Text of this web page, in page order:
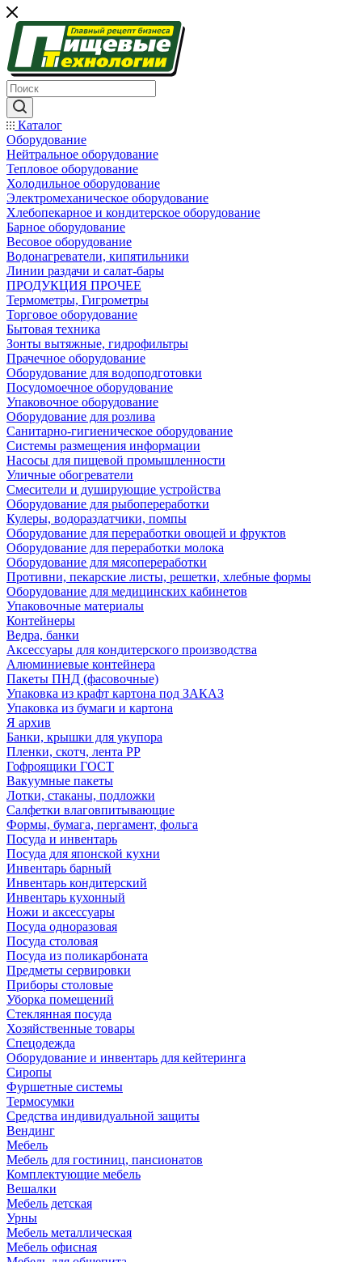
Каталог
Оборудование
Нейтральное оборудование
Тепловое оборудование
Холодильное оборудование
Электромеханическое оборудование
Хлебопекарное и кондитерское оборудование
Барное оборудование
Весовое оборудование
Водонагреватели, кипятильники
Линии раздачи и салат-бары
ПРОДУКЦИЯ ПРОЧЕЕ
Термометры, Гигрометры
Торговое оборудование
Бытовая техника
Зонты вытяжные, гидрофильтры
Прачечное оборудование
Оборудование для водоподготовки
Посудомоечное оборудование
Упаковочное оборудование
Оборудование для розлива
Санитарно-гигиеническое оборудование
Системы размещения информации
Насосы для пищевой промышленности
Уличные обогреватели
Смесители и душирующие устройства
Оборудование для рыбопереработки
Кулеры, водораздатчики, помпы
Оборудование для переработки овощей и фруктов
Оборудование для переработки молока
Оборудование для мясопереработки
Противни, пекарские листы, решетки, хлебные формы
Оборудование для медицинских кабинетов
Упаковочные материалы
Контейнеры
Ведра, банки
Аксессуары для кондитерского производства
Алюминиевые контейнера
Пакеты ПНД (фасовочные)
Упаковка из крафт картона под ЗАКАЗ
Упаковка из бумаги и картона
Я архив
Банки, крышки для укупора
Пленки, скотч, лента РР
Гофроящики ГОСТ
Вакуумные пакеты
Лотки, стаканы, подложки
Салфетки влаговпитывающие
Формы, бумага, пергамент, фольга
Посуда и инвентарь
Посуда для японской кухни
Инвентарь барный
Инвентарь кондитерский
Инвентарь кухонный
Ножи и аксессуары
Посуда одноразовая
Посуда столовая
Посуда из поликарбоната
Предметы сервировки
Приборы столовые
Уборка помещений
Стеклянная посуда
Хозяйственные товары
Спецодежда
Оборудование и инвентарь для кейтеринга
Сиропы
Фуршетные системы
Термосумки
Средства индивидуальной защиты
Вендинг
Мебель
Мебель для гостиниц, пансионатов
Комплектующие мебель
Вешалки
Мебель детская
Урны
Мебель металлическая
Мебель офисная